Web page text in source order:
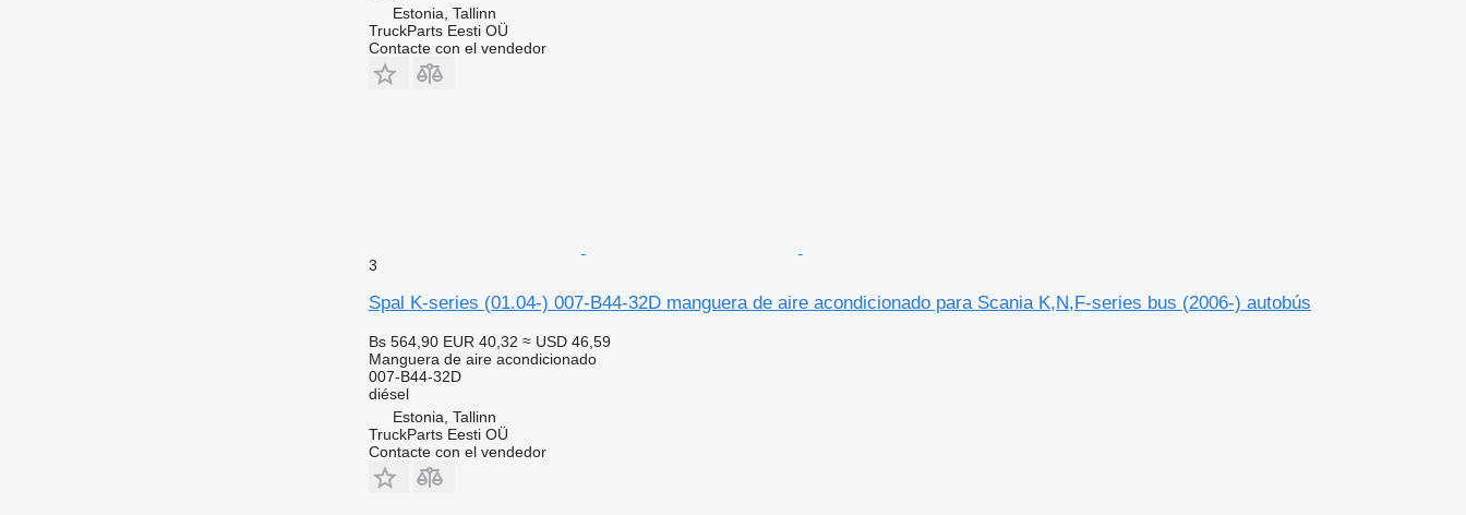
Estonia, Tallinn
TruckParts Eesti OÜ
Contacte con el vendedor
3
Spal K-series (01.04-) 007-B44-32D manguera de aire acondicionado para Scania K,N,F-series bus (2006-) autobús
Bs 564,90 EUR 40,32 ≈ USD 46,59
Manguera de aire acondicionado
007-B44-32D
diésel
Estonia, Tallinn
TruckParts Eesti OÜ
Contacte con el vendedor